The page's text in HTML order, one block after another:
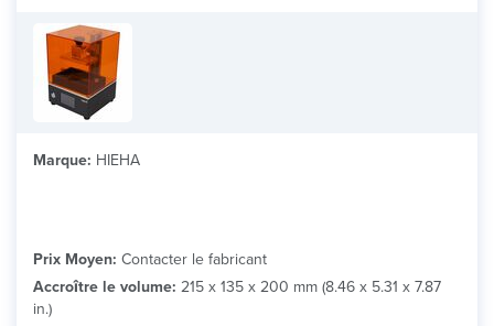
Marque: HIEHA
Prix Moyen: Contacter le fabricant
Accroître le volume: 215 x 135 x 200 mm (8.46 x 5.31 x 7.87
in.)